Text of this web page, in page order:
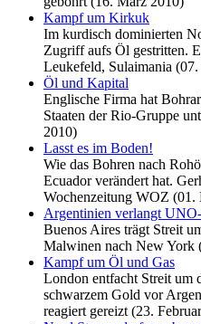
Kampf um Kirkuk
Im kurdisch dominierten
Zugriff aufs Öl gestritten.
Leukefeld, Sulaimania
Öl und Kapital
Englische Firma hat
Staaten der Rio-Gruppe
2010)
Lasst es im Boden!
Wie das Bohren nach
Ecuador verändert hat.
Wochenzeitung WOZ (01.
Argentinien verlangt
Buenos Aires trägt Streit
Malwinen nach New York
Kampf um Öl und Gas
London entfacht Streit um
schwarzem Gold vor
reagiert gereizt (23.